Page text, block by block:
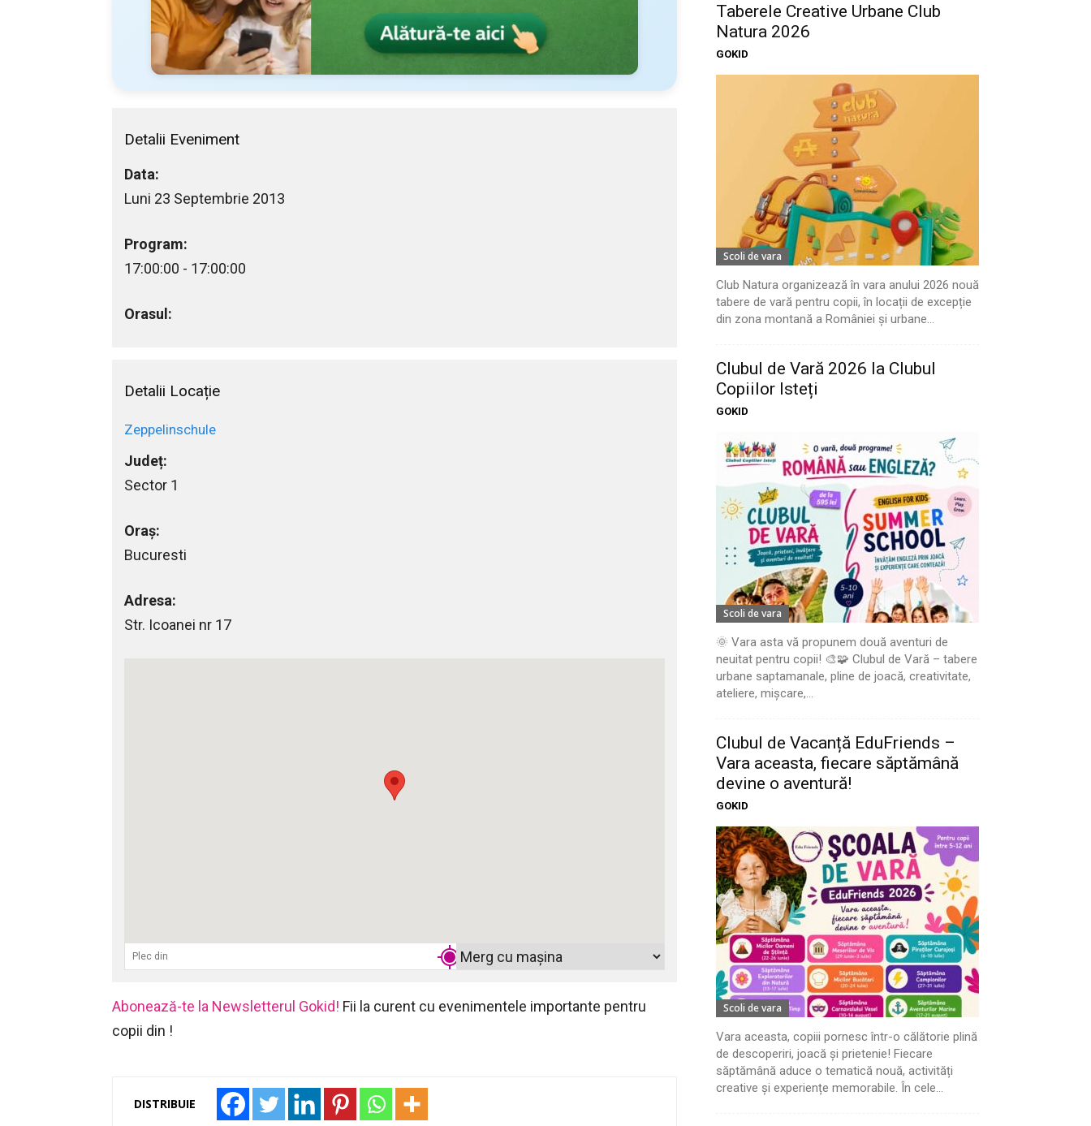
Detalii Eveniment
Data:
Luni 23 Septembrie 2013
Program:
17:00:00 - 17:00:00
Orasul:
Detalii Locație
Zeppelinschule
Județ:
Sector 1
Oraș:
Bucuresti
Adresa:
Str. Icoanei nr 17
Abonează-te la Newsletterul Gokid! Fii la curent cu evenimentele importante pentru
copii din !
DISTRIBUIE
Taberele Creative Urbane Club
Natura 2026
GOKID
Scoli de vara
Club Natura organizează în vara anului 2026 nouă
tabere de vară pentru copii, în locații de excepție
din zona montană a României și urbane...
Clubul de Vară 2026 la Clubul
Copiilor Isteți
GOKID
Scoli de vara
🌞 Vara asta vă propunem două aventuri de
neuitat pentru copii! 🎨🧩 Clubul de Vară – tabere
urbane saptamanale, pline de joacă, creativitate,
ateliere, mișcare,...
Clubul de Vacanță EduFriends –
Vara aceasta, fiecare săptămână
devine o aventură!
GOKID
Scoli de vara
Vara aceasta, copiii pornesc într-o călătorie plină
de descoperiri, joacă și prietenie! Fiecare
săptămână aduce o tematică nouă, activități
creative și experiențe memorabile. În cele...